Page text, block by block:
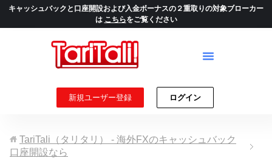
キャッシュバックと口座開設および入金ボーナスの２重取りの対象ブローカー
は こちらをご覧ください
新規ユーザー登録 ログイン
TariTali（タリタリ） - 海外FXのキャッシュバック
口座開設なら